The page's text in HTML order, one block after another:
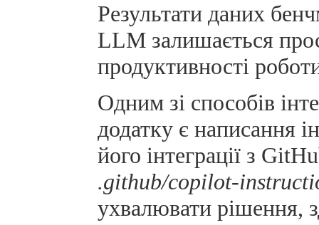
Результати даних
LLM залишається
продуктивності
Одним зі способів
додатку є написання
його інтеграції з
.github/copilot-
ухвалювати рішення,